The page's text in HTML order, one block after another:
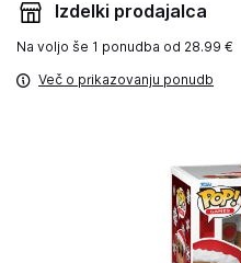
Izdelki prodajalca
Na voljo še 1 ponudba od 28.99 €
Več o prikazovanju ponudb